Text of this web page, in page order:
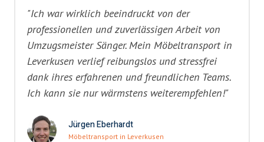
"Ich war wirklich beeindruckt von der
professionellen und zuverlässigen Arbeit von
Umzugsmeister Sänger. Mein Möbeltransport in
Leverkusen verlief reibungslos und stressfrei
dank ihres erfahrenen und freundlichen Teams.
Ich kann sie nur wärmstens weiterempfehlen!"
Jürgen Eberhardt
Möbeltransport in Leverkusen